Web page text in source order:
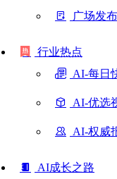
广场发
行业热点
AI-每日
AI-优选
AI-权威
AI成长之路